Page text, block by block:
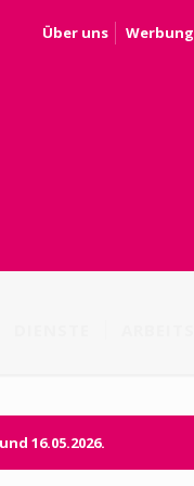
Über uns Werbung
16.05.2026.